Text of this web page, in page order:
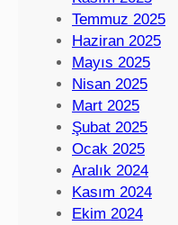
Temmuz 2025
Haziran 2025
Mayıs 2025
Nisan 2025
Mart 2025
Şubat 2025
Ocak 2025
Aralık 2024
Kasım 2024
Ekim 2024